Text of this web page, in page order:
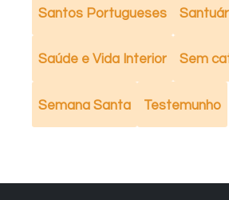
Santos Portugueses
Saúde e Vida Interior Sem
Semana Santa Testemunho